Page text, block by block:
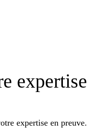
qui coûtent cher au retour.
expertise
expertise en preuve.